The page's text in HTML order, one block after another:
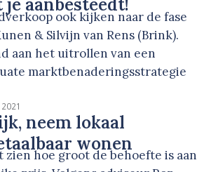
aanbesteedt!
ook kijken naar de fase
& Silvijn van Rens (Brink).
aan het uitrollen van een
marktbenaderingsstrategie
neem lokaal
wonen
hoe groot de behoefte is aan